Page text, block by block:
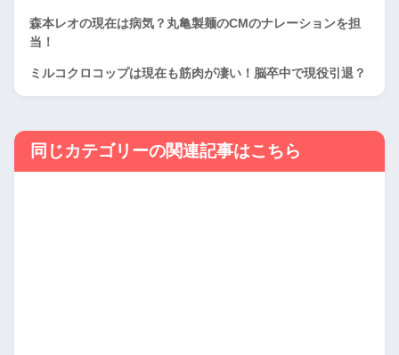
森本レオの現在は病気？丸亀製麺のCMのナレーションを担
当！
ミルコクロコップは現在も筋肉が凄い！脳卒中で現役引退？
同じカテゴリーの関連記事はこちら